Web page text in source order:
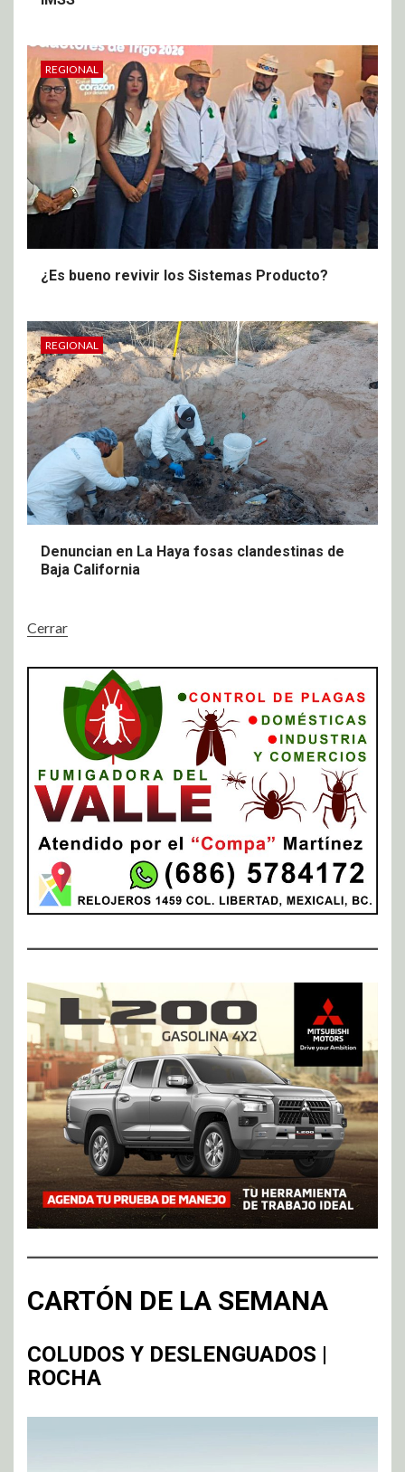
REGIONAL
¿Es bueno revivir los Sistemas Producto?
REGIONAL
Denuncian en La Haya fosas clandestinas de
Baja California
Cerrar
CARTÓN DE LA SEMANA
COLUDOS Y DESLENGUADOS |
ROCHA